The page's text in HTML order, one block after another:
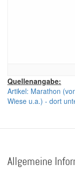
Quellenangabe:
Artikel: Marathon
Wiese u.a.) - dort
Allgemeine